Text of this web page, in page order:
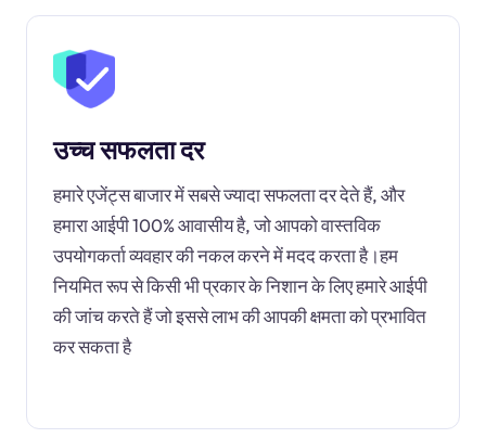
उच्च सफलता दर
हमारे एजेंट्स बाजार में सबसे ज्यादा सफलता दर देते हैं, और
हमारा आईपी 100% आवासीय है, जो आपको वास्तविक
उपयोगकर्ता व्यवहार की नकल करने में मदद करता है।हम
नियमित रूप से किसी भी प्रकार के निशान के लिए हमारे आईपी
की जांच करते हैं जो इससे लाभ की आपकी क्षमता को प्रभावित
कर सकता है